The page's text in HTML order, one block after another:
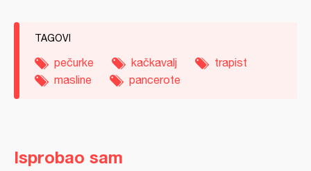
TAGOVI
pečurke kačkavalj
trapist
masline
pancerote
Isprobao sam